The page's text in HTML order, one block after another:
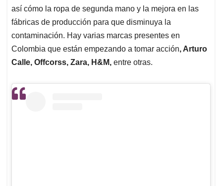
así cómo la ropa de segunda mano y la mejora en las
fábricas de producción para que disminuya la
contaminación. Hay varias marcas presentes en
Colombia que están empezando a tomar acción, Arturo
Calle, Offcorss, Zara, H&M, entre otras.